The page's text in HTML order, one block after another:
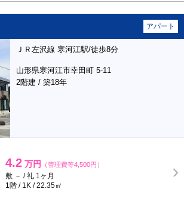
アパート
ＪＲ左沢線 寒河江駅/徒歩8分
山形県寒河江市幸田町 5-11
2階建 / 築18年
4.2 万円 （管理費等4,500円）
敷 － / 礼 1ヶ月
1階 / 1K / 22.35㎡